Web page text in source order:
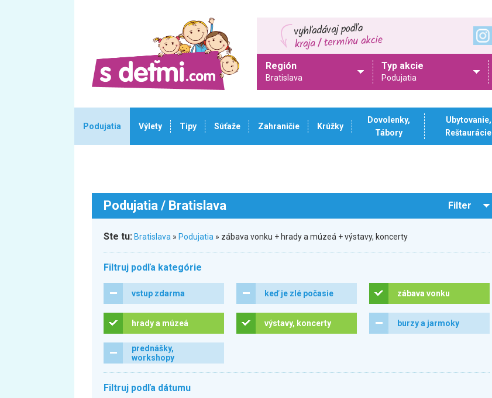
Región
Bratislava
Typ akcie
Podujatia
Podujatia Výlety Tipy Súťaže Zahraničie Krúžky
Dovolenky,
Tábory
Ubytovanie,
Reštaurácie
Podujatia / Bratislava Filter
Ste tu: Bratislava » Podujatia » zábava vonku + hrady a múzeá + výstavy, koncerty
Filtruj podľa kategórie
vstup zdarma keď je zlé počasie zábava vonku
hrady a múzeá výstavy, koncerty burzy a jarmoky
prednášky,
workshopy
Filtruj podľa dátumu